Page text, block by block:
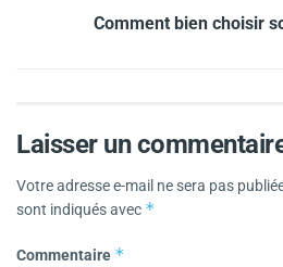
Comment bien choisir
Laisser un
Votre adresse e-mail ne sera pas
sont indiqués avec *
Commentaire *